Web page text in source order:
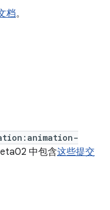
档。
中包含这些提交